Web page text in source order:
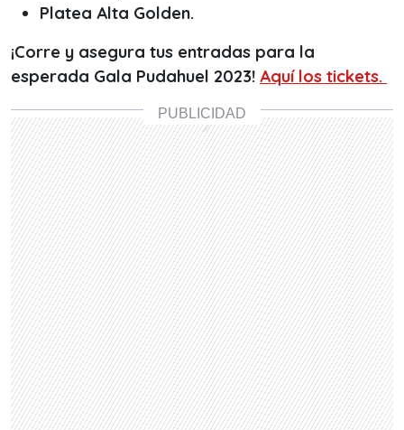
Platea Alta Golden.
¡Corre y asegura tus entradas para la
esperada Gala Pudahuel 2023! Aquí los tickets.